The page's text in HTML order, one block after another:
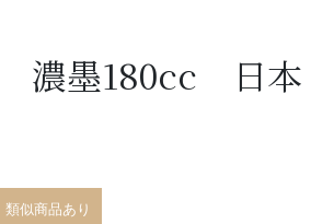
濃墨180cc 日本
類似商品あり